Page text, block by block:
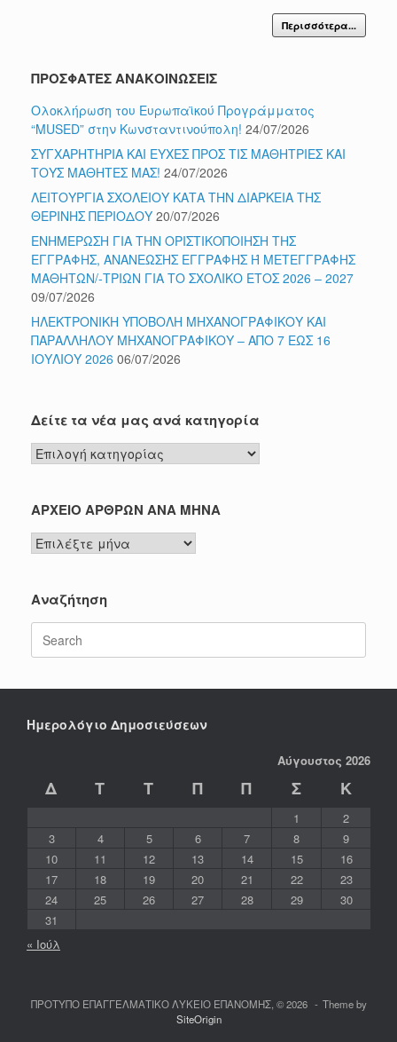
Περισσότερα...
ΠΡΟΣΦΑΤΕΣ ΑΝΑΚΟΙΝΩΣΕΙΣ
Ολοκλήρωση του Ευρωπαϊκού Προγράμματος
“MUSED” στην Κωνσταντινούπολη! 24/07/2026
ΣΥΓΧΑΡΗΤΗΡΙΑ ΚΑΙ ΕΥΧΕΣ ΠΡΟΣ ΤΙΣ ΜΑΘΗΤΡΙΕΣ ΚΑΙ
ΤΟΥΣ ΜΑΘΗΤΕΣ ΜΑΣ! 24/07/2026
ΛΕΙΤΟΥΡΓΙΑ ΣΧΟΛΕΙΟΥ ΚΑΤΑ ΤΗΝ ΔΙΑΡΚΕΙΑ ΤΗΣ
ΘΕΡΙΝΗΣ ΠΕΡΙΟΔΟΥ 20/07/2026
ΕΝΗΜΕΡΩΣΗ ΓΙΑ ΤΗΝ ΟΡΙΣΤΙΚΟΠΟΙΗΣΗ ΤΗΣ
ΕΓΓΡΑΦΗΣ, ΑΝΑΝΕΩΣΗΣ ΕΓΓΡΑΦΗΣ Ή ΜΕΤΕΓΓΡΑΦΗΣ
ΜΑΘΗΤΩΝ/-ΤΡΙΩΝ ΓΙΑ ΤΟ ΣΧΟΛΙΚΟ ΕΤΟΣ 2026 – 2027
09/07/2026
ΗΛΕΚΤΡΟΝΙΚΗ ΥΠΟΒΟΛΗ ΜΗΧΑΝΟΓΡΑΦΙΚΟΥ ΚΑΙ
ΠΑΡΑΛΛΗΛΟΥ ΜΗΧΑΝΟΓΡΑΦΙΚΟΥ – ΑΠΟ 7 ΕΩΣ 16
ΙΟΥΛΙΟΥ 2026 06/07/2026
Δείτε τα νέα μας ανά κατηγορία
Δείτε
τα
μας
κατηγορία
ΑΡΧΕΙΟ ΑΡΘΡΩΝ ΑΝΑ ΜΗΝΑ
ΑΡΧΕΙΟ
ΑΡΘΡΩΝ
ΜΗΝΑ
Αναζήτηση
for:
Ημερολόγιο Δημοσιεύσεων
Αύγουστος 2026
Δ Τ Τ Π Π Σ Κ
1
2
3
4 5 6 7 8
9
10
11 12 13 14 15
16
17
18 19 20 21 22
23
24
25 26 27 28 29
30
31
« Ιούλ
ΠΡΟΤΥΠΟ ΕΠΑΓΓΕΛΜΑΤΙΚΟ ΛΥΚΕΙΟ ΕΠΑΝΟΜΗΣ, © 2026
Theme by
SiteOrigin